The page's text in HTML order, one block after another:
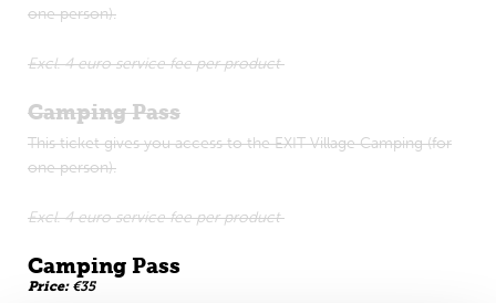
one person).
Excl. 4 euro service fee per product
Camping Pass
This ticket gives you access to the EXIT Village Camping (for
one person).
Excl. 4 euro service fee per product
Camping Pass
Price: €35